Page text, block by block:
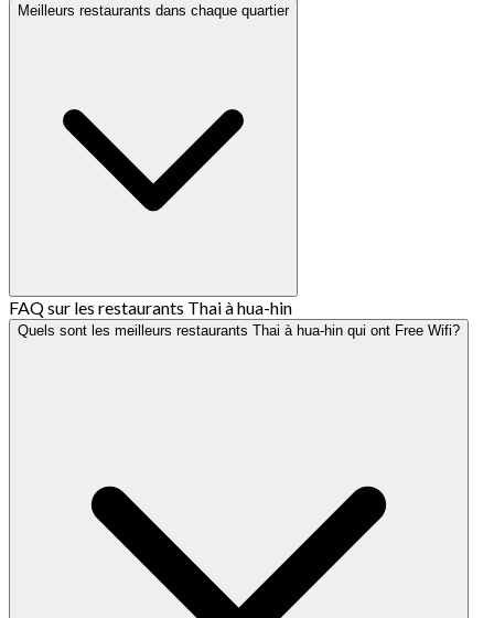
Meilleurs restaurants dans chaque quartier
FAQ sur les restaurants Thai à hua-hin
Quels sont les meilleurs restaurants Thai à hua-hin qui ont Free Wifi?